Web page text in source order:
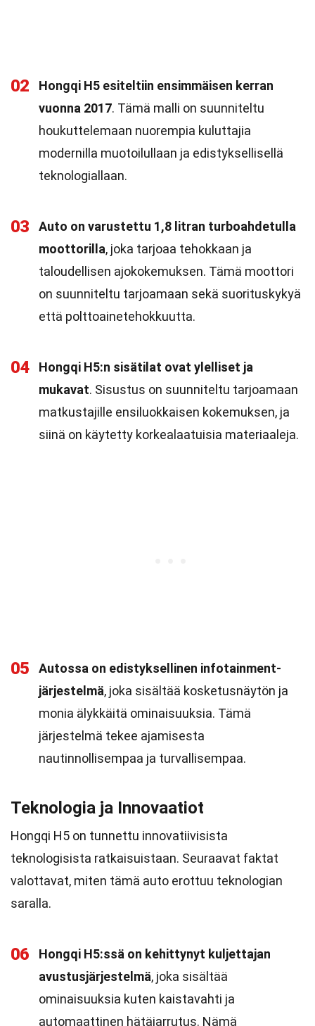
02
Hongqi H5 esiteltiin ensimmäisen kerran
vuonna 2017. Tämä malli on suunniteltu
houkuttelemaan nuorempia kuluttajia
modernilla muotoilullaan ja edistyksellisellä
teknologiallaan.
03
Auto on varustettu 1,8 litran turboahdetulla
moottorilla, joka tarjoaa tehokkaan ja
taloudellisen ajokokemuksen. Tämä moottori
on suunniteltu tarjoamaan sekä suorituskykyä
että polttoainetehokkuutta.
04
Hongqi H5:n sisätilat ovat ylelliset ja
mukavat. Sisustus on suunniteltu tarjoamaan
matkustajille ensiluokkaisen kokemuksen, ja
siinä on käytetty korkealaatuisia materiaaleja.
05
Autossa on edistyksellinen infotainment-
järjestelmä, joka sisältää kosketusnäytön ja
monia älykkäitä ominaisuuksia. Tämä
järjestelmä tekee ajamisesta
nautinnollisempaa ja turvallisempaa.
Teknologia ja Innovaatiot
Hongqi H5 on tunnettu innovatiivisista
teknologisista ratkaisuistaan. Seuraavat faktat
valottavat, miten tämä auto erottuu teknologian
saralla.
06
Hongqi H5:ssä on kehittynyt kuljettajan
avustusjärjestelmä, joka sisältää
ominaisuuksia kuten kaistavahti ja
automaattinen hätäjarrutus. Nämä